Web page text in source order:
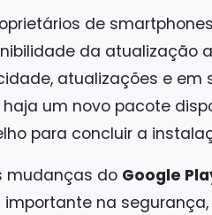
de
da atualização
atualizações e em
um novo pacote
para concluir a
mudanças do Google
importante na